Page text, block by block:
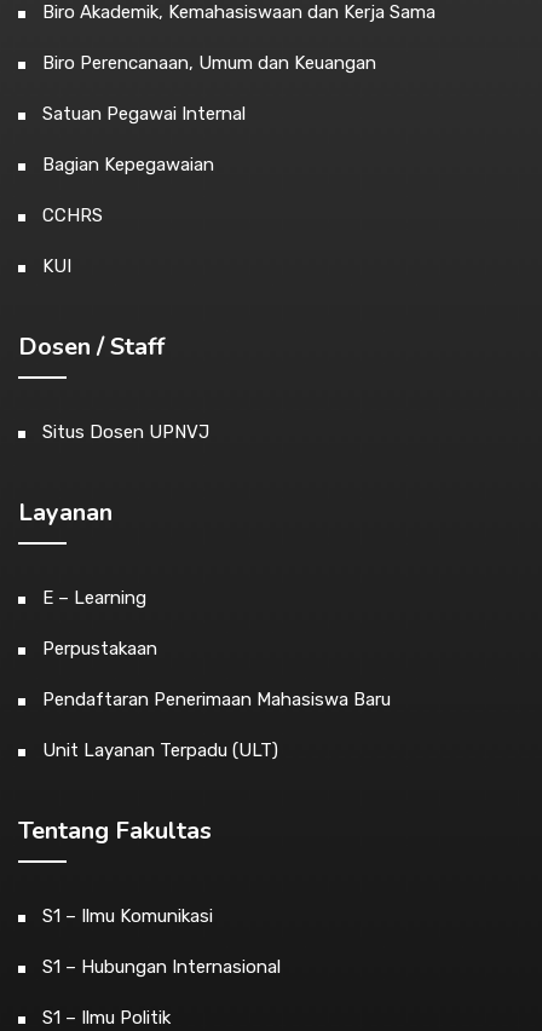
Biro Akademik, Kemahasiswaan dan Kerja Sama
Biro Perencanaan, Umum dan Keuangan
Satuan Pegawai Internal
Bagian Kepegawaian
CCHRS
KUI
Dosen / Staff
Situs Dosen UPNVJ
Layanan
E – Learning
Perpustakaan
Pendaftaran Penerimaan Mahasiswa Baru
Unit Layanan Terpadu (ULT)
Tentang Fakultas
S1 – Ilmu Komunikasi
S1 – Hubungan Internasional
S1 – Ilmu Politik